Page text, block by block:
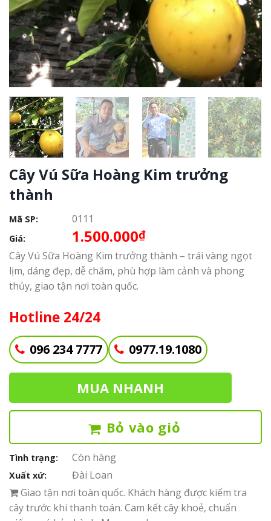
Cây Vú Sữa Hoàng Kim trưởng
thành
Mã SP: 0111
Giá: 1.500.000₫
Cây Vú Sữa Hoàng Kim trưởng thành – trái vàng ngọt
lịm, dáng đẹp, dễ chăm, phù hợp làm cảnh và phong
thủy, giao tận nơi toàn quốc.
Hotline 24/24
096 234 7777 0977.19.1080
MUA NHANH
Bỏ vào giỏ
Tình trạng: Còn hàng
Xuất xứ:
Đài Loan
Giao tận nơi toàn quốc. Khách hàng được kiểm tra
cây trước khi thanh toán. Cam kết cây khoẻ, chuẩn